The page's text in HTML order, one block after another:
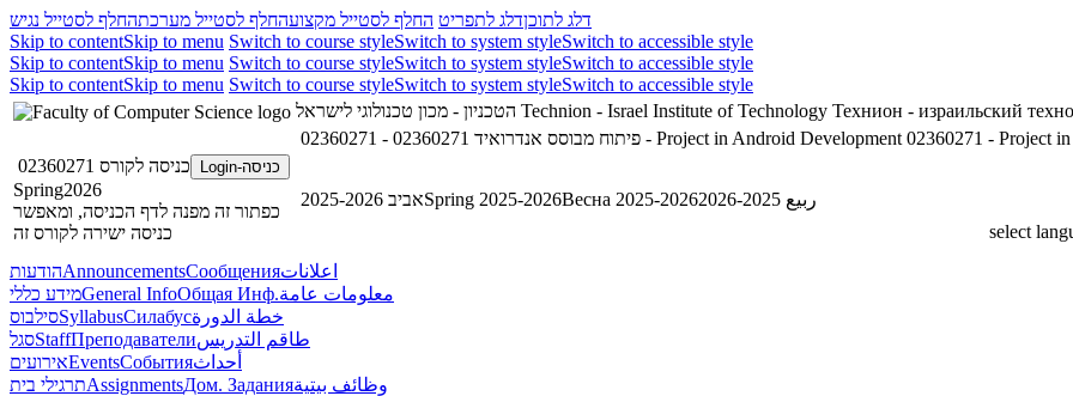
דלג לתוכןדלג לתפריט החלף לסטייל מקצועהחלף לסטייל מערכתהחלף לסטייל נגיש
Skip to contentSkip to menu Switch to course styleSwitch to system styleSwitch to accessible style
Skip to contentSkip to menu Switch to course styleSwitch to system styleSwitch to accessible style
Skip to contentSkip to menu Switch to course styleSwitch to system styleSwitch to accessible style
Technion - Israel Institute of Technology Технион - израильский
02360271 - פיתוח מבוסס אנדרואיד 02360271 - Project in Android Development 02360271 - Project
כניסה-Login
כניסה לקורס 02360271
Spring2026
כפתור זה מפנה לדף הכניסה, ומאפשר
כניסה ישירה לקורס זה
אביב 2025-2026Spring 2025-2026Весна 2025-2026
ربيع 2025-2026
select
הודעותAnnouncementsСообщенияاعلانات
מידע כלליGeneral InfoОбщая Инф.معلومات عامة
סילבוסSyllabusСилабусخطة الدورة
סגלStaffПреподавателиطاقم التدريس
אירועיםEventsСобытияأحداث
תרגילי ביתAssignmentsДом. Заданияوظائف بيتية